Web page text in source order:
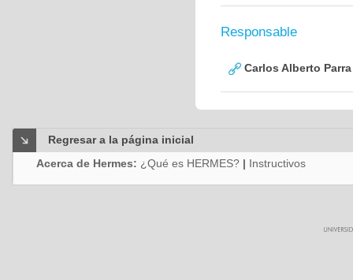
Responsable
Carlos Alberto
Regresar a la página inicial
Acerca de Hermes: ¿Qué es HERMES? | Instructivos